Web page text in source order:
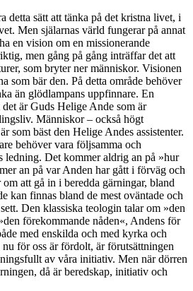
detta sätt att tänka på det kristna livet, i
Men själarnas värld fungerar på annat
en vision om en missionerande
men gång på gång inträffar det att
som bryter ner människor. Visionen
som bär den. På detta område behöver
än glödlampans uppfinnare. En
är Guds Helige Ande som är
Människor – också högt
som bäst den Helige Andes assistenter.
behöver vara följsamma och
ledning. Det kommer aldrig an på »hur
an på var Anden har gått i förväg och
att gå in i beredda gärningar, bland
kan finnas bland de mest oväntade och
Den klassiska teologin talar om »den
förekommande nåden«, Andens för
med enskilda och med kyrka och
för oss är fördolt, är förutsättningen
av våra initiativ. Men när dörren
då är beredskap, initiativ och